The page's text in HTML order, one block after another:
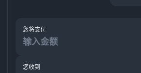
您将支付
您收到